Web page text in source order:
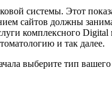
системы. Этот
сайтов должны
комплексного
и так далее.
выберите тип